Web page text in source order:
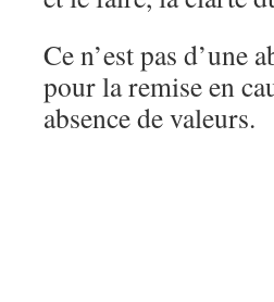
Ce n’est pas d’une
pour la remise en
absence de valeurs.